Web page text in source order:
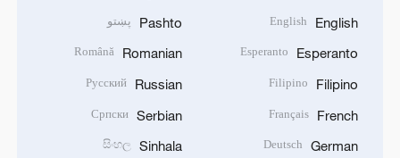
English
English
Esperanto
Esperanto
Filipino
Filipino
French
Français
German
Deutsch
Pashto پښتو
Romanian
Română
Russian
Русский
Serbian
Српски
Sinhala
සිංහල